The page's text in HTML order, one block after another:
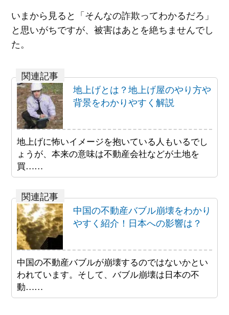
いまから見ると「そんなの詐欺ってわかるだろ」
と思いがちですが、被害はあとを絶ちませんでし
た。
地上げとは？地上げ屋のやり方や
背景をわかりやすく解説
地上げに怖いイメージを抱いている人もいるでし
ょうが、本来の意味は不動産会社などが土地を
買……
中国の不動産バブル崩壊をわかり
やすく紹介！日本への影響は？
中国の不動産バブルが崩壊するのではないかとい
われています。そして、バブル崩壊は日本の不
動……